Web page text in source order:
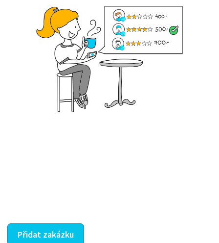
Přidat zakázku